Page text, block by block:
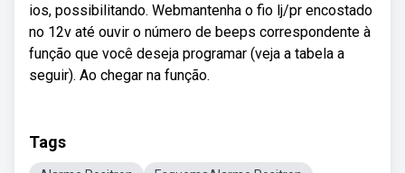
ios, possibilitando. Webmantenha o fio lj/pr encostado
no 12v até ouvir o número de beeps correspondente à
função que você deseja programar (veja a tabela a
seguir). Ao chegar na função.
Tags